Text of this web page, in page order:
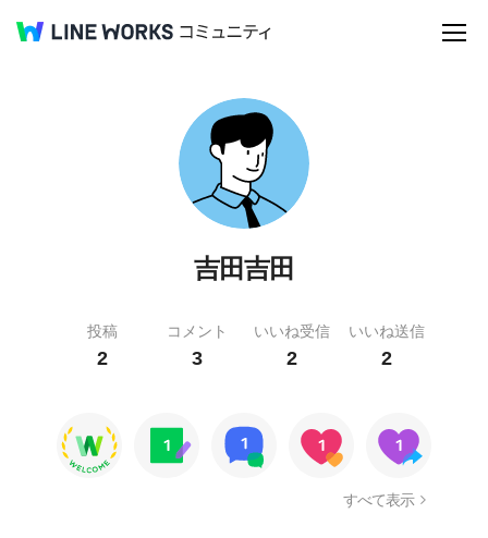
吉田吉田
投稿
2
コメント
3
いいね受信
2
いいね送信
2
すべて表示